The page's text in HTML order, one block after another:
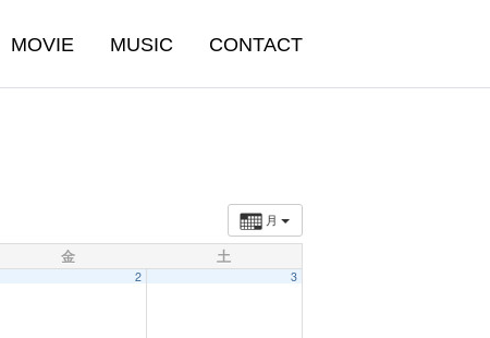
MOVIE MUSIC CONTACT
月
金 土
2 3